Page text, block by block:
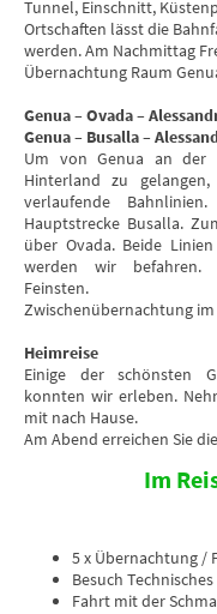
Tunnel, Einschnitt,
Ortschaften lässt die
werden. Am Nachmittag
Übernachtung Raum
Genua – Ovada –
Genua – Busalla –
Um von Genua an der
Hinterland zu
verlaufende
Hauptstrecke Busalla.
über Ovada. Beide
werden wir befahren.
Feinsten.
Zwischenübernachtung
Heimreise
Einige der schönsten
konnten wir erleben.
mit nach Hause.
Am Abend erreichen Sie
Im
5 x Übernachtung /
Besuch
Fahrt mit der